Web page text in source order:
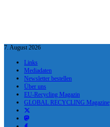
7. August 2026
Links
Mediadaten
Newsletter bestellen
Über uns
EU-Recycling Magazin
GLOBAL RECYCLING Magazine